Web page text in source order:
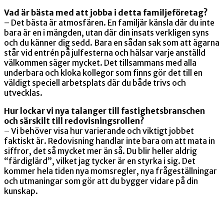
Vad är bästa med att jobba i detta familjeföretag?
– Det bästa är atmosfären. En familjär känsla där du inte
bara är en i mängden, utan där din insats verkligen syns
och du känner dig sedd. Bara en sådan sak som att ägarna
står vid entrén på julfesterna och hälsar varje anställd
välkommen säger mycket. Det tillsammans med alla
underbara och kloka kollegor som finns gör det till en
väldigt speciell arbetsplats där du både trivs och
utvecklas.
Hur lockar vi nya talanger till fastighetsbranschen
och särskilt till redovisningsrollen?
– Vi behöver visa hur varierande och viktigt jobbet
faktiskt är. Redovisning handlar inte bara om att mata in
siffror, det så mycket mer än så. Du blir heller aldrig
“färdiglärd”, vilket jag tycker är en styrka i sig. Det
kommer hela tiden nya momsregler, nya frågeställningar
och utmaningar som gör att du bygger vidare på din
kunskap.